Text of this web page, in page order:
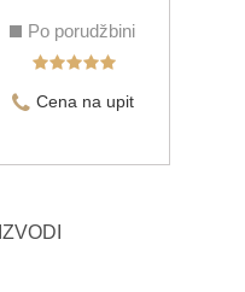
Po porudžbini
Cena na upit